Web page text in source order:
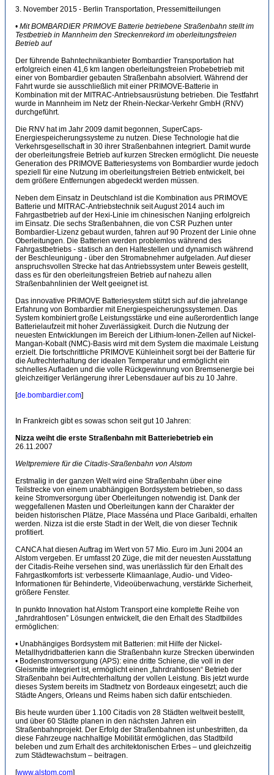
3. November 2015 - Berlin Transportation, Pressemitteilungen
• Mit BOMBARDIER PRIMOVE Batterie betriebene Straßenbahn stellt im
Testbetrieb in Mannheim den Streckenrekord im oberleitungsfreien
Betrieb auf
Der führende Bahntechnikanbieter Bombardier Transportation hat
erfolgreich einen 41,6 km langen oberleitungsfreien Probebetrieb mit
einer von Bombardier gebauten Straßenbahn absolviert. Während der
Fahrt wurde sie ausschließlich mit einer PRIMOVE-Batterie in
Kombination mit der MITRAC-Antriebsausrüstung betrieben. Die Testfahrt
wurde in Mannheim im Netz der Rhein-Neckar-Verkehr GmbH (RNV)
durchgeführt.
Die RNV hat im Jahr 2009 damit begonnen, SuperCaps-
Energiespeicherungssysteme zu nutzen. Diese Technologie hat die
Verkehrsgesellschaft in 30 ihrer Straßenbahnen integriert. Damit wurde
der oberleitungsfreie Betrieb auf kurzen Strecken ermöglicht. Die neueste
Generation des PRIMOVE Batteriesystems von Bombardier wurde jedoch
speziell für eine Nutzung im oberleitungsfreien Betrieb entwickelt, bei
dem größere Entfernungen abgedeckt werden müssen.
Neben dem Einsatz in Deutschland ist die Kombination aus PRIMOVE
Batterie und MITRAC-Antriebstechnik seit August 2014 auch im
Fahrgastbetrieb auf der Hexi-Linie im chinesischen Nanjing erfolgreich
im Einsatz. Die sechs Straßenbahnen, die von CSR Puzhen unter
Bombardier-Lizenz gebaut wurden, fahren auf 90 Prozent der Linie ohne
Oberleitungen. Die Batterien werden problemlos während des
Fahrgastbetriebs ‑ statisch an den Haltestellen und dynamisch während
der Beschleunigung ‑ über den Stromabnehmer aufgeladen. Auf dieser
anspruchsvollen Strecke hat das Antriebssystem unter Beweis gestellt,
dass es für den oberleitungsfreien Betrieb auf nahezu allen
Straßenbahnlinien der Welt geeignet ist.
Das innovative PRIMOVE Batteriesystem stützt sich auf die jahrelange
Erfahrung von Bombardier mit Energiespeicherungssystemen. Das
System kombiniert große Leistungsstärke und eine außerordentlich lange
Batterielaufzeit mit hoher Zuverlässigkeit. Durch die Nutzung der
neuesten Entwicklungen im Bereich der Lithium-Ionen-Zellen auf Nickel-
Mangan-Kobalt (NMC)-Basis wird mit dem System die maximale Leistung
erzielt. Die fortschrittliche PRIMOVE Kühleinheit sorgt bei der Batterie für
die Aufrechterhaltung der idealen Temperatur und ermöglicht ein
schnelles Aufladen und die volle Rückgewinnung von Bremsenergie bei
gleichzeitiger Verlängerung ihrer Lebensdauer auf bis zu 10 Jahre.
[de.bombardier.com]
In Frankreich gibt es sowas schon seit gut 10 Jahren:
Nizza weiht die erste Straßenbahn mit Batteriebetrieb ein
26.11.2007
Weltpremiere für die Citadis-Straßenbahn von Alstom
Erstmalig in der ganzen Welt wird eine Straßenbahn über eine
Teilstrecke von einem unabhängigen Bordsystem betrieben, so dass
keine Stromversorgung über Oberleitungen notwendig ist. Dank der
weggefallenen Masten und Oberleitungen kann der Charakter der
beiden historischen Plätze, Place Masséna und Place Garibaldi, erhalten
werden. Nizza ist die erste Stadt in der Welt, die von dieser Technik
profitiert.
CANCA hat diesen Auftrag im Wert von 57 Mio. Euro im Juni 2004 an
Alstom vergeben. Er umfasst 20 Züge, die mit der neuesten Ausstattung
der Citadis-Reihe versehen sind, was unerlässlich für den Erhalt des
Fahrgastkomforts ist: verbesserte Klimaanlage, Audio- und Video-
Informationen für Behinderte, Videoüberwachung, verstärkte Sicherheit,
größere Fenster.
In punkto Innovation hat Alstom Transport eine komplette Reihe von
„fahrdrahtlosen” Lösungen entwickelt, die den Erhalt des Stadtbildes
ermöglichen:
• Unabhängiges Bordsystem mit Batterien: mit Hilfe der Nickel-
Metallhydridbatterien kann die Straßenbahn kurze Strecken überwinden
• Bodenstromversorgung (APS): eine dritte Schiene, die voll in der
Gleismitte integriert ist, ermöglicht einen „fahrdrahtlosen“ Betrieb der
Straßenbahn bei Aufrechterhaltung der vollen Leistung. Bis jetzt wurde
dieses System bereits im Stadtnetz von Bordeaux eingesetzt; auch die
Städte Angers, Orleans und Reims haben sich dafür entschieden.
Bis heute wurden über 1.100 Citadis von 28 Städten weltweit bestellt,
und über 60 Städte planen in den nächsten Jahren ein
Straßenbahnprojekt. Der Erfolg der Straßenbahnen ist unbestritten, da
diese Fahrzeuge nachhaltige Mobilität ermöglichen, das Stadtbild
beleben und zum Erhalt des architektonischen Erbes – und gleichzeitig
zum Städtewachstum – beitragen.
[www.alstom.com]